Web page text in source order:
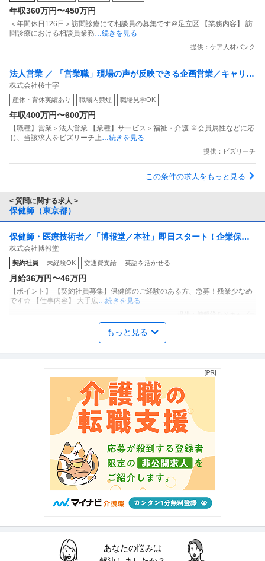
年収360万円〜450万円
＜年間休日126日＞訪問診療にて相談員の募集です＠足立区 【業務内容】 訪
問診療における相談員業務…続きを見る
提供：ケア人材バンク
法人営業 ／ 「営業職」現場の声が反映できる企画営業／キャリア
アップできる入居営業職（入居相談員）
株式会社桜十字
産休・育休実績あり 職場内禁煙 職場見学OK
年収400万円〜600万円
【職種】営業＞法人営業 【業種】サービス＞福祉・介護 ※会員属性などに応
じ、当該求人をビズリーチ上…続きを見る
提供：ビズリーチ
この条件の求人をもっと見る
< 質問に関する求人 >
保健師（東京都）
保健師・医療技術者／「博報堂／本社」即日スタート！企業保健
師のお仕事…
株式会社博報堂
契約社員 未経験OK 交通費支給 英語を活かせる
月給36万円〜46万円
【ポイント】 【契約社員募集】保健師のご経験のある方、急募！残業少なめ
です☆ 【仕事内容】 大手広…続きを見る
制度企画・組織開発 ／ メンタルヘルス×労務／健康サポート体制
を一から整える実装リード（労務 ／ 保健師歓迎）
株式会社タイミー
年収500万円〜800万円
【職種】人事＞制度企画・組織開発 【業種】IT・インターネット＞ソフトウ
エア ※会員属性などに応じ…続きを見る
ひきこもり就労相談（保健師）／保健師（ボーナス・賞与あり）
株式会社キズキ・本部
未経験OK 交通費支給
月給26.5万円〜32.5万円
ひきこもりで悩む方々やご家族をサポートする 【ひきこもり相談支援員】を
募集します！ 募集職種: 保
…続きを見る
駅チカ／保健師／常勤／日勤のみ／内科／健診センター／ワーク
もっと見る
あなたの悩みは